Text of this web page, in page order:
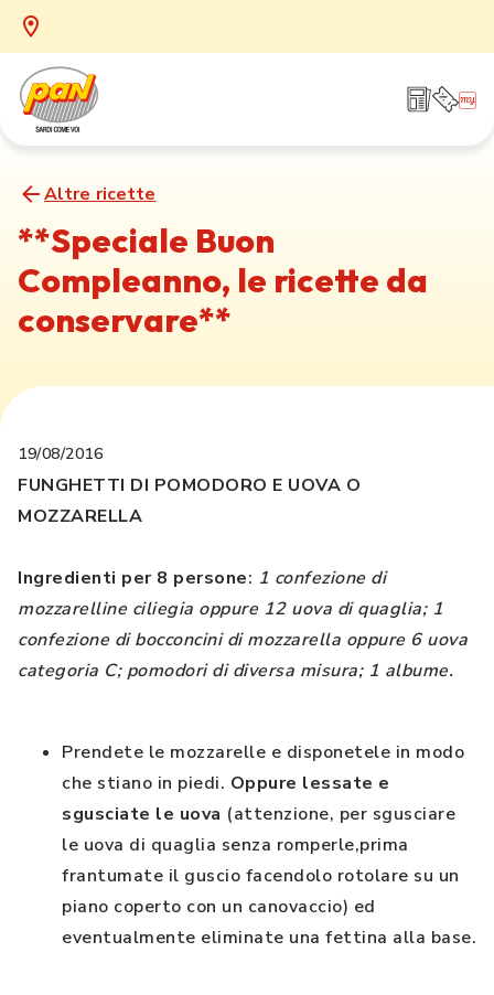
Altre ricette
**Speciale Buon
Compleanno, le ricette da
conservare**
19/08/2016
FUNGHETTI DI POMODORO E UOVA O
MOZZARELLA
Ingredienti per 8 persone: 1 confezione di
mozzarelline ciliegia oppure 12 uova di quaglia; 1
confezione di bocconcini di mozzarella oppure 6 uova
categoria C; pomodori di diversa misura; 1 albume.
Prendete le mozzarelle e disponetele in modo
che stiano in piedi. Oppure lessate e
sgusciate le uova (attenzione, per sgusciare
le uova di quaglia senza romperle,prima
frantumate il guscio facendolo rotolare su un
piano coperto con un canovaccio) ed
eventualmente eliminate una fettina alla base.